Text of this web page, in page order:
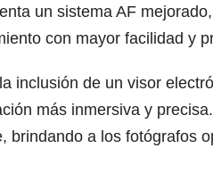
un sistema AF
con mayor facilidad y
inclusión de un visor
más inmersiva y
brindando a los fotógrafos